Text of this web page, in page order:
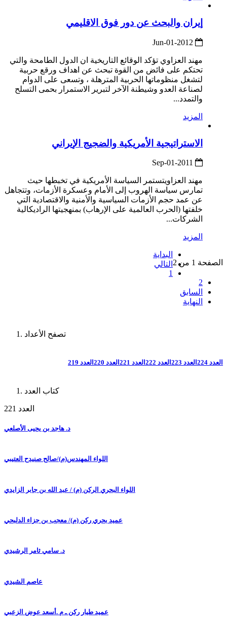
إيران والبحث عن دور فوق الاقليمي
مهند العزاوي تؤكد الوقائع التاريخية ان الدول الطامحة والتي
تحتكم على فائض من القوة تبحث عن اهداف ورقع حربية
لتشغل منظوماتها الحربية المترهلة ، وتسعى على الدوام
لصناعة العدو وشيطنة الآخر لتبرير الاستمرار بحمى التسلح
والتمدد...
المزيد
الاستراتيجية الأمريكية والضجيج الإيراني
مهند العزاويتستمر السياسة الأمريكية في تخبطها حيث
تمارس سياسة الهروب إلى الأمام وعسكرة الأزمات، وتتجاهل
عن عمد حجم الأزمات السياسية والأمنية والاقتصادية التي
خلفتها (الحرب العالمية على الإرهاب) بمنهجيتها الراديكالية
الشركات...
المزيد
الصفحة 1 من 2
البداية
التالي
1
2
السابق
النهاية
تصفح الأعداد
العدد 224 العدد 223 العدد 222 العدد 221 العدد 220 العدد 219
كتاب العدد
العدد 221
د. هاجد بن يحيى الأصلعي
اللواء المهندس(م)/صالح صنيدح العتيبي
اللواء البحري الركن (م) / عبد الله بن جابر الزايدي
عميد بحري ركن (م)/ معجب بن جزاء الدلبحي
د. سامي ثامر الرشيدي
عاصم الشيدي
عميد طيار ركن ـ م .أسعد عوض الزعبي